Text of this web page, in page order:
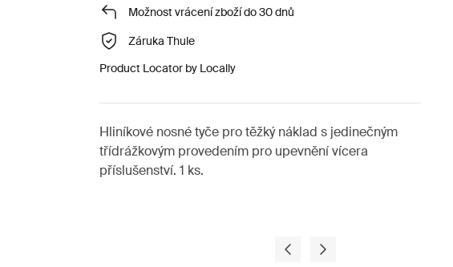
Možnost vrácení zboží do 30 dnů
Záruka Thule
Product Locator by Locally
Hliníkové nosné tyče pro těžký náklad s jedinečným
třídrážkovým provedením pro upevnění vícera
příslušenství. 1 ks.